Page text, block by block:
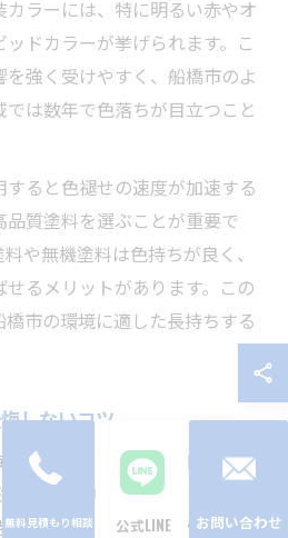
ラーには、特に明るい赤やオ
ドカラーが挙げられます。こ
強く受けやすく、船橋市のよ
は数年で色落ちが目立つこと
ると色褪せの速度が加速する
質塗料を選ぶことが重要で
や無機塗料は色持ちが良く、
るメリットがあります。この
市の環境に適した長持ちする
しないコツ
ないためには、まず自宅の立
を総合的に考慮することが大
を踏まえ、日照条件や風通
公式LINE お問い合わせ